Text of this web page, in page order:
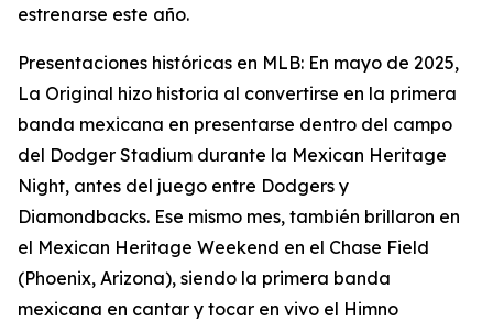
estrenarse este año.
Presentaciones históricas en MLB: En mayo de 2025,
La Original hizo historia al convertirse en la primera
banda mexicana en presentarse dentro del campo
del Dodger Stadium durante la Mexican Heritage
Night, antes del juego entre Dodgers y
Diamondbacks. Ese mismo mes, también brillaron en
el Mexican Heritage Weekend en el Chase Field
(Phoenix, Arizona), siendo la primera banda
mexicana en cantar y tocar en vivo el Himno